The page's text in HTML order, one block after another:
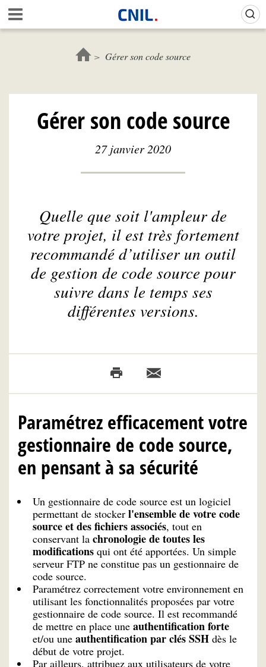
Aller
au
contenu
c
l
C
N
Gérer son code source
Gérer son code source
27 janvier 2020
Quelle que soit l'ampleur de
votre projet, il est très fortement
recommandé d’utiliser un outil
de gestion de code source pour
suivre dans le temps ses
différentes versions.
Paramétrez efficacement votre
gestionnaire de code source,
en pensant à sa sécurité
Un gestionnaire de code source est un logiciel
permettant de stocker l'ensemble de votre code
source et des fichiers associés, tout en
conservant la chronologie de toutes les
modifications qui ont été apportées. Un simple
serveur FTP ne constitue pas un gestionnaire de
code source.
Paramétrez correctement votre environnement en
utilisant les fonctionnalités proposées par votre
gestionnaire de code source. Il est recommandé
de mettre en place une authentification forte
et/ou une authentification par clés SSH dès le
début de votre projet.
Par ailleurs, attribuez aux utilisateurs de votre
Gestion de vos préférences sur les cookies (témoins de connexion)